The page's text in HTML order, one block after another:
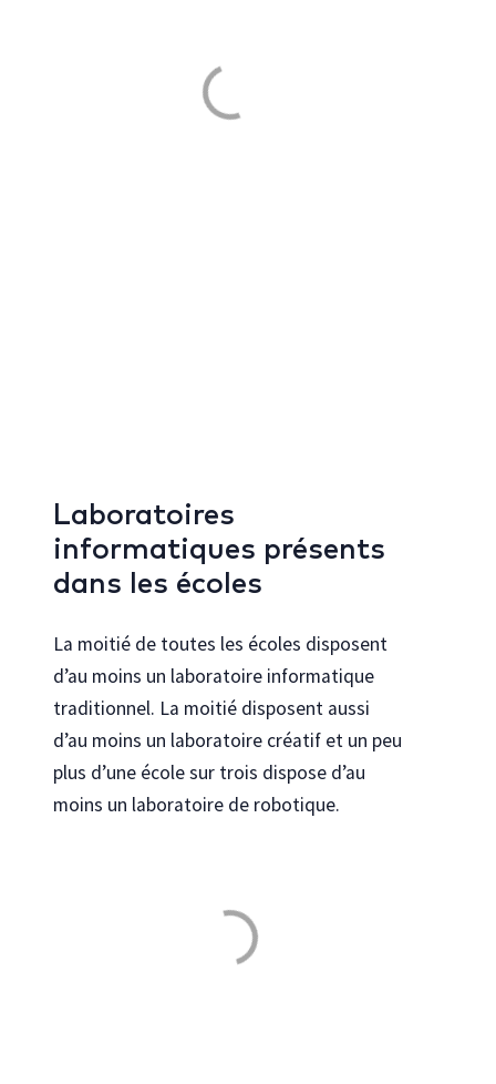
Laboratoires
informatiques présents
dans les écoles
La moitié de toutes les écoles disposent
d’au moins un laboratoire informatique
traditionnel. La moitié disposent aussi
d’au moins un laboratoire créatif et un peu
plus d’une école sur trois dispose d’au
moins un laboratoire de robotique.